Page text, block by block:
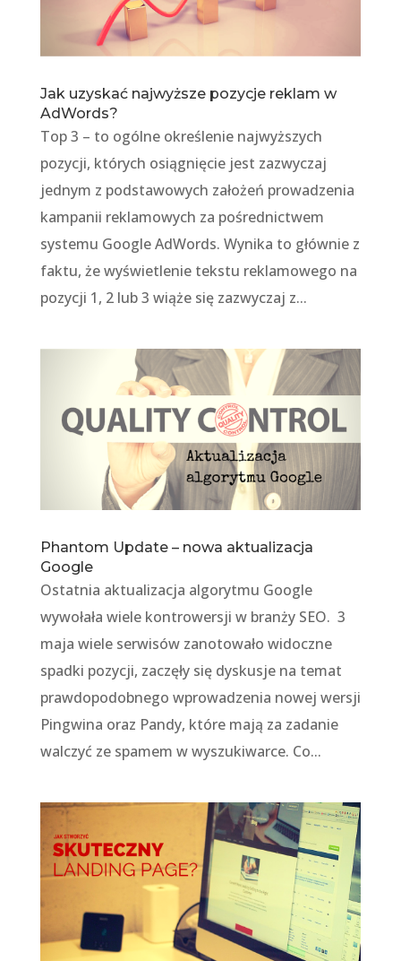
Jak uzyskać najwyższe pozycje reklam w
AdWords?
Top 3 – to ogólne określenie najwyższych
pozycji, których osiągnięcie jest zazwyczaj
jednym z podstawowych założeń prowadzenia
kampanii reklamowych za pośrednictwem
systemu Google AdWords. Wynika to głównie z
faktu, że wyświetlenie tekstu reklamowego na
pozycji 1, 2 lub 3 wiąże się zazwyczaj z...
Phantom Update – nowa aktualizacja
Google
Ostatnia aktualizacja algorytmu Google
wywołała wiele kontrowersji w branży SEO. 3
maja wiele serwisów zanotowało widoczne
spadki pozycji, zaczęły się dyskusje na temat
prawdopodobnego wprowadzenia nowej wersji
Pingwina oraz Pandy, które mają za zadanie
walczyć ze spamem w wyszukiwarce. Co...